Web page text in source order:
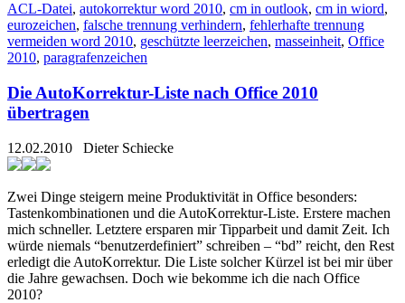
ACL-Datei, autokorrektur word 2010, cm in outlook, cm in wiord,
eurozeichen, falsche trennung verhindern, fehlerhafte trennung
vermeiden word 2010, geschützte leerzeichen, masseinheit, Office
2010, paragrafenzeichen
Die AutoKorrektur-Liste nach Office 2010
übertragen
12.02.2010 Dieter Schiecke
Zwei Dinge steigern meine Produktivität in Office besonders:
Tastenkombinationen und die AutoKorrektur-Liste. Erstere machen
mich schneller. Letztere ersparen mir Tipparbeit und damit Zeit. Ich
würde niemals “benutzerdefiniert” schreiben – “bd” reicht, den Rest
erledigt die AutoKorrektur. Die Liste solcher Kürzel ist bei mir über
die Jahre gewachsen. Doch wie bekomme ich die nach Office
2010?